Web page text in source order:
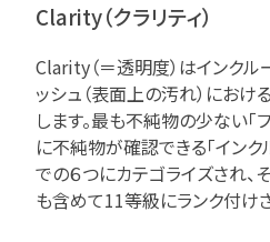
Clarity（クラリティ）
Clarity（＝透明度）はインクル
ッシュ（表面上の汚れ）におけ
します。最も不純物の少ない「
に不純物が確認できる「インク
での６つにカテゴライズされ
も含めて11等級にランク付け